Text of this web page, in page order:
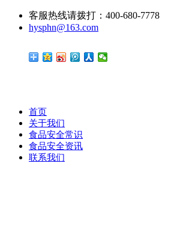
客服热线请拨打：400-680-7778
hysphn@163.com
首页
关于我们
食品安全常识
食品安全资讯
联系我们